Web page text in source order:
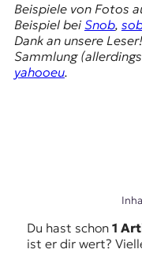
Beispiele von Fotos
Beispiel bei Snob,
Dank an unsere
Sammlung
yahooeu.
Du hast schon 1
ist er dir wert?